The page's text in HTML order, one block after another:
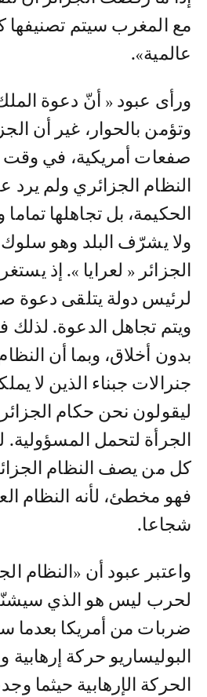
مع المغرب سيتم تصنيفها
عالمية».
ورأى عبود « أنّ دعوة
وتؤمن بالحوار، غير أن
صفعات أمريكية، في وقت
النظام الجزائري ولم يرد
الحكيمة، بل تجاهلها
ولا يشرّف البلد وهو
الجزائر « لعرايا ». إذ
لرئيس دولة يتلقى دعوة
ويتم تجاهل الدعوة.
بدون أخلاق، وبما أن
جنرالات جبناء الذين لا
ليقولون نحن حكام
الجرأة لتحمل المسؤولية.
كل من يصف النظام
فهو مخطئ، لأنه النظام
شجاعا.
واعتبر عبود أن «النظام
لحرب ليس هو الذي
ضربات من أمريكا بعدما
البوليساريو حركة
الحركة الإرهابية حيثما